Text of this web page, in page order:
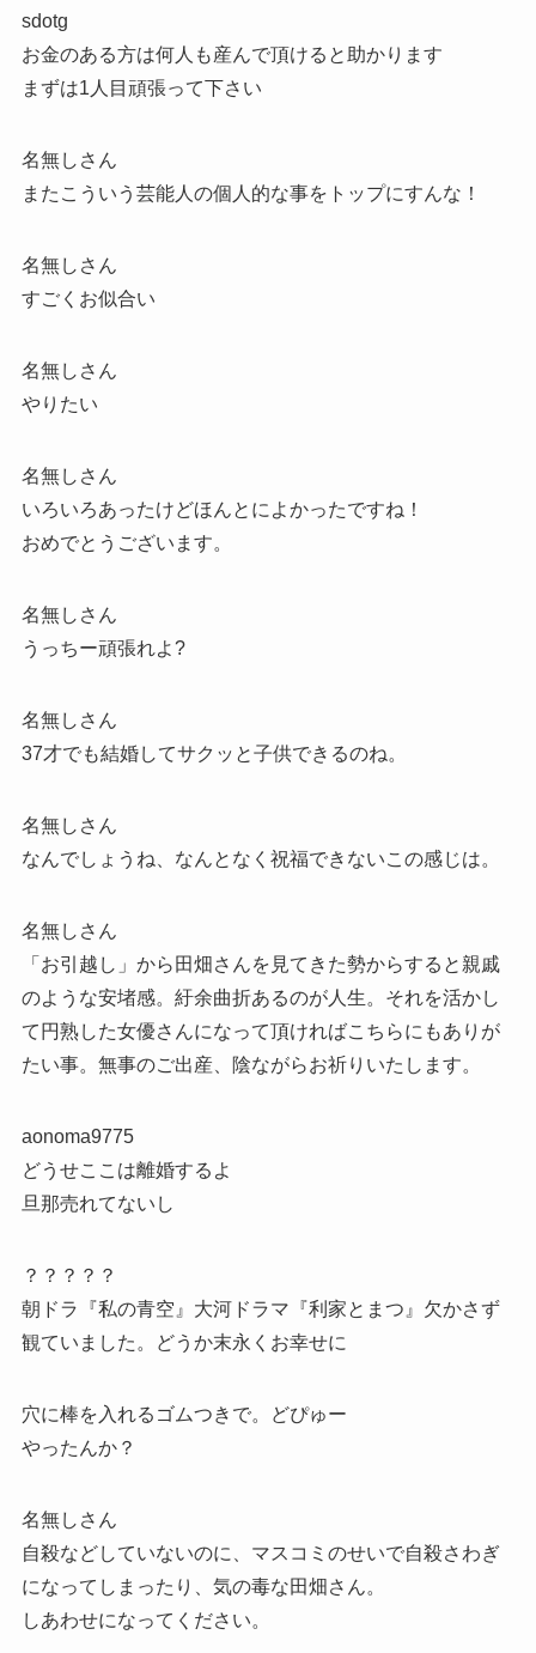
sdotg
お金のある方は何人も産んで頂けると助かります
まずは1人目頑張って下さい
名無しさん
またこういう芸能人の個人的な事をトップにすんな！
名無しさん
すごくお似合い
名無しさん
やりたい
名無しさん
いろいろあったけどほんとによかったですね！
おめでとうございます。
名無しさん
うっちー頑張れよ?
名無しさん
37才でも結婚してサクッと子供できるのね。
名無しさん
なんでしょうね、なんとなく祝福できないこの感じは。
名無しさん
「お引越し」から田畑さんを見てきた勢からすると親戚
のような安堵感。紆余曲折あるのが人生。それを活かし
て円熟した女優さんになって頂ければこちらにもありが
たい事。無事のご出産、陰ながらお祈りいたします。
aonoma9775
どうせここは離婚するよ
旦那売れてないし
？？？？？
朝ドラ『私の青空』大河ドラマ『利家とまつ』欠かさず
観ていました。どうか末永くお幸せに
穴に棒を入れるゴムつきで。どぴゅー
やったんか？
名無しさん
自殺などしていないのに、マスコミのせいで自殺さわぎ
になってしまったり、気の毒な田畑さん。
しあわせになってください。